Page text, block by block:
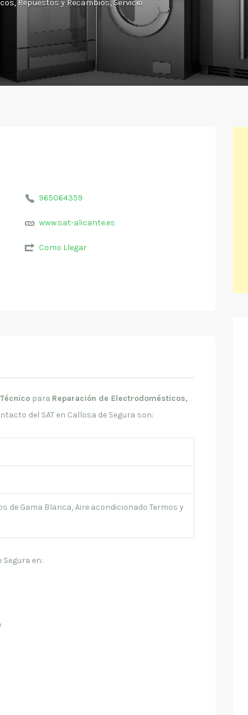
Repuestos y Recambios Servicio
965064359
www.sat-alicante.es
Como Llegar
para Reparación de Electrodomésticos,
del SAT en Callosa de Segura son:
de Gama Blanca, Aire acondicionado Termos y
en: